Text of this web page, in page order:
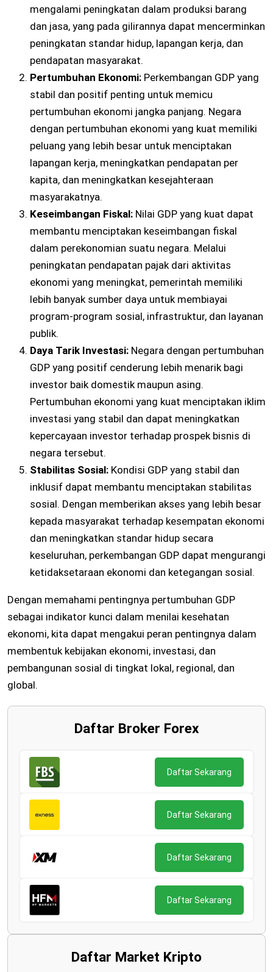
mengalami peningkatan dalam produksi barang
dan jasa, yang pada gilirannya dapat mencerminkan
peningkatan standar hidup, lapangan kerja, dan
pendapatan masyarakat.
Pertumbuhan Ekonomi: Perkembangan GDP yang
stabil dan positif penting untuk memicu
pertumbuhan ekonomi jangka panjang. Negara
dengan pertumbuhan ekonomi yang kuat memiliki
peluang yang lebih besar untuk menciptakan
lapangan kerja, meningkatkan pendapatan per
kapita, dan meningkatkan kesejahteraan
masyarakatnya.
Keseimbangan Fiskal: Nilai GDP yang kuat dapat
membantu menciptakan keseimbangan fiskal
dalam perekonomian suatu negara. Melalui
peningkatan pendapatan pajak dari aktivitas
ekonomi yang meningkat, pemerintah memiliki
lebih banyak sumber daya untuk membiayai
program-program sosial, infrastruktur, dan layanan
publik.
Daya Tarik Investasi: Negara dengan pertumbuhan
GDP yang positif cenderung lebih menarik bagi
investor baik domestik maupun asing.
Pertumbuhan ekonomi yang kuat menciptakan iklim
investasi yang stabil dan dapat meningkatkan
kepercayaan investor terhadap prospek bisnis di
negara tersebut.
Stabilitas Sosial: Kondisi GDP yang stabil dan
inklusif dapat membantu menciptakan stabilitas
sosial. Dengan memberikan akses yang lebih besar
kepada masyarakat terhadap kesempatan ekonomi
dan meningkatkan standar hidup secara
keseluruhan, perkembangan GDP dapat mengurangi
ketidaksetaraan ekonomi dan ketegangan sosial.
Dengan memahami pentingnya pertumbuhan GDP
sebagai indikator kunci dalam menilai kesehatan
ekonomi, kita dapat mengakui peran pentingnya dalam
membentuk kebijakan ekonomi, investasi, dan
pembangunan sosial di tingkat lokal, regional, dan
global.
Daftar Broker Forex
Daftar Sekarang
Daftar Sekarang
Daftar Sekarang
Daftar Sekarang
Daftar Market Kripto